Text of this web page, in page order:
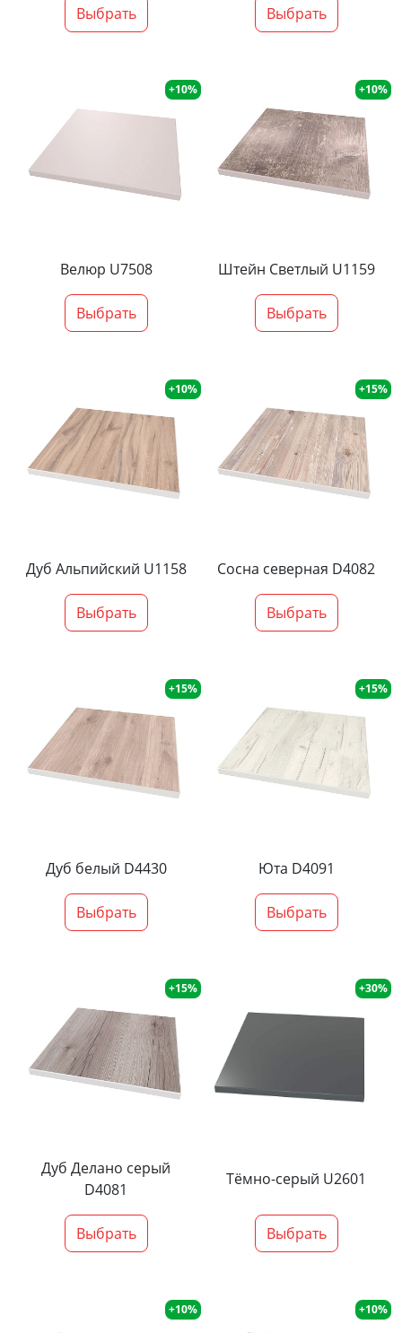
Выбрать Выбрать
+10%
Велюр U7508
Выбрать
+10%
Штейн Светлый U1159
Выбрать
+10%
Дуб Альпийский U1158
Выбрать
+15%
Сосна северная D4082
Выбрать
+15%
Дуб белый D4430
Выбрать
+15%
Юта D4091
Выбрать
+15%
Дуб Делано серый
D4081
Выбрать
+30%
Тёмно-серый U2601
Выбрать
+10% +10%